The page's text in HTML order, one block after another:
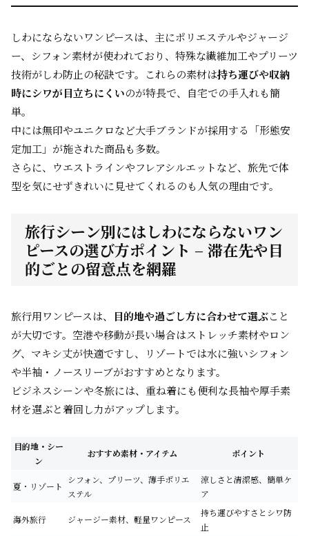
しわにならないワンピースは、主にポリエステルやジャージ
ー、シフォン素材が使われており、特殊な繊維加工やプリーツ
技術がしわ防止の秘訣です。これらの素材は持ち運びや収納
時にシワが目立ちにくいのが特長で、自宅での手入れも簡
単。
中には無印やユニクロなど大手ブランドが採用する「形態安
定加工」が施された商品も多数。
さらに、ウエストラインやフレアシルエットなど、旅先で体
型を気にせずきれいに見せてくれるのも人気の理由です。
旅行シーン別にはしわにならないワン
ピースの選び方ポイント – 滞在先や目
的ごとの留意点を網羅
旅行用ワンピースは、 目的地や過ごし方に合わせて選ぶこと
が大切です。空港や移動が長い場合はストレッチ素材やロン
グ、マキシ丈が快適ですし、リゾートでは水に強いシフォン
や半袖・ノースリーブがおすすめとなります。
ビジネスシーンや冬旅には、重ね着にも便利な長袖や厚手素
材を選ぶと着回し力がアップします。
目的地・シー
ン
おすすめ素材・アイテム ポイント
夏・リゾート
シフォン、プリーツ、薄手ポリエ
ステル
涼しさと清潔感、簡単ケ
ア
海外旅行 ジャージー素材、軽量ワンピース
持ち運びやすさとシワ防
止